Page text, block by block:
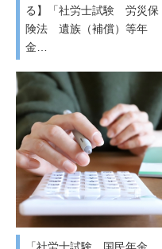
る】「社労士試験 労災保
険法 遺族（補償）等年
金…